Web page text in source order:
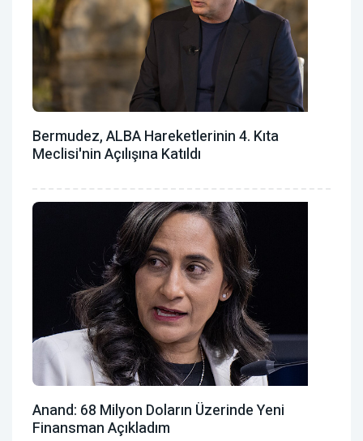
Bermudez, ALBA Hareketlerinin 4. Kıta
Meclisi'nin Açılışına Katıldı
Anand: 68 Milyon Doların Üzerinde Yeni
Finansman Açıkladım